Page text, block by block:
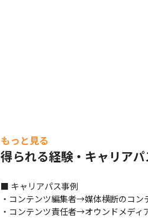
もっと見る
得られる経験・キャリアパ
■ キャリアパス事例
・コンテンツ編集者→媒体横断のコ
・コンテンツ責任者→オウンドメディ